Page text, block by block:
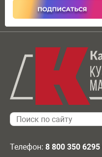
Телефон: 8 800 350 6295